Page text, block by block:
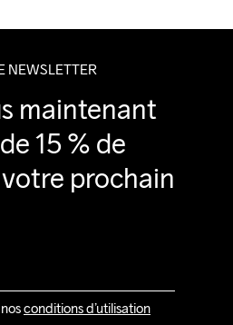
NEWSLETTER
maintenant
15 % de
prochain
conditions d’utilisation